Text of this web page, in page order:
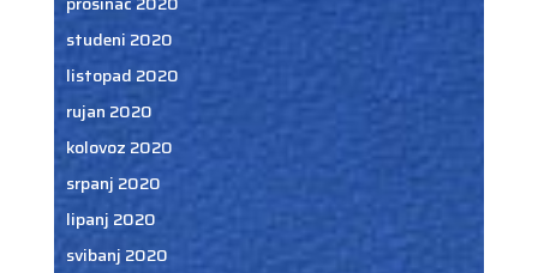
studeni 2020
listopad 2020
rujan 2020
kolovoz 2020
srpanj 2020
lipanj 2020
svibanj 2020